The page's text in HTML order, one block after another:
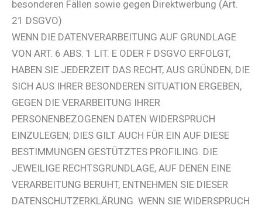
besonderen Fällen sowie gegen Direktwerbung (Art.
21 DSGVO)
WENN DIE DATENVERARBEITUNG AUF GRUNDLAGE
VON ART. 6 ABS. 1 LIT. E ODER F DSGVO ERFOLGT,
HABEN SIE JEDERZEIT DAS RECHT, AUS GRÜNDEN, DIE
SICH AUS IHRER BESONDEREN SITUATION ERGEBEN,
GEGEN DIE VERARBEITUNG IHRER
PERSONENBEZOGENEN DATEN WIDERSPRUCH
EINZULEGEN; DIES GILT AUCH FÜR EIN AUF DIESE
BESTIMMUNGEN GESTÜTZTES PROFILING. DIE
JEWEILIGE RECHTSGRUNDLAGE, AUF DENEN EINE
VERARBEITUNG BERUHT, ENTNEHMEN SIE DIESER
DATENSCHUTZERKLÄRUNG. WENN SIE WIDERSPRUCH